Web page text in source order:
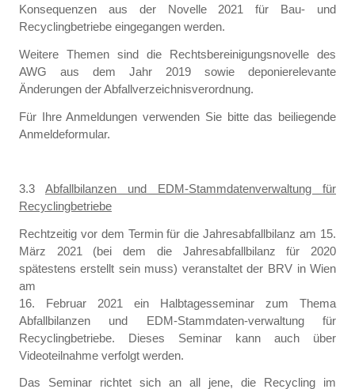
Konsequenzen aus der Novelle 2021 für Bau- und
Recyclingbetriebe eingegangen werden.
Weitere Themen sind die Rechtsbereinigungsnovelle des
AWG aus dem Jahr 2019 sowie deponierelevante
Änderungen der Abfallverzeichnisverordnung.
Für Ihre Anmeldungen verwenden Sie bitte das beiliegende
Anmeldeformular.
3.3 Abfallbilanzen und EDM-Stammdatenverwaltung für
Recyclingbetriebe
Rechtzeitig vor dem Termin für die Jahresabfallbilanz am 15.
März 2021 (bei dem die Jahresabfallbilanz für 2020
spätestens erstellt sein muss) veranstaltet der BRV in Wien
am
16. Februar 2021 ein Halbtagesseminar zum Thema
Abfallbilanzen und EDM-Stammdaten-verwaltung für
Recyclingbetriebe. Dieses Seminar kann auch über
Videoteilnahme verfolgt werden.
Das Seminar richtet sich an all jene, die Recycling im